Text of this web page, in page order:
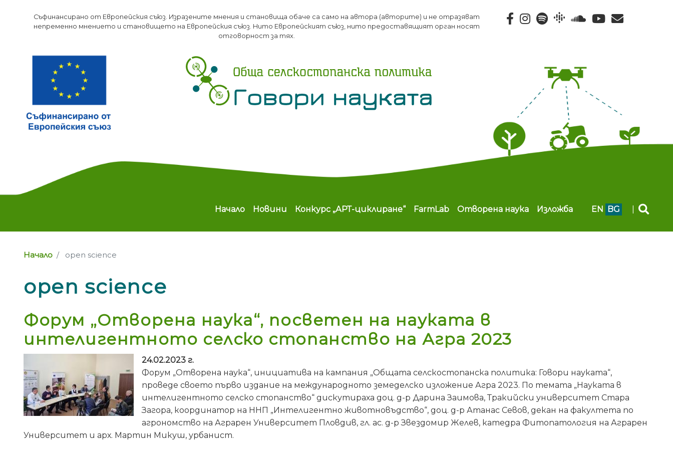
към
основното
Съфинансирано от Европейския съюз. Изразените мнения и становища обаче са само на автора (авторите) и не отразяват
непременно мнението и становището на Европейския съюз. Нито Европейският съюз, нито предоставящият орган носят
отговорност за тях.
Main navigation
Начало Новини Конкурс „АРТ-циклиране“ FarmLab Отворена наука Изложба EN BG
Начало open science
open science
Форум „Отворена наука“, посветен на науката в
интелигентното селско стопанство на Агра 2023
24.02.2023 г.
Форум „Отворена наука“, инициатива на кампания „Общата селскостопанска политика: Говори науката“,
проведе своето първо издание на международното земеделско изложение Агра 2023. По темата „Науката в
интелигентното селско стопанство“ дискутираха доц. д-р Дарина Заимова, Тракийски университет Стара
Загора, координатор на ННП „Интелигентно животновъдство“, доц. д-р Атанас Севов, декан на факултета по
агрономство на Аграрен Университет Пловдив, гл. ас. д-р Звездомир Желев, катедра Фитопатология на Аграрен
Университет и арх. Мартин Микуш, урбанист.